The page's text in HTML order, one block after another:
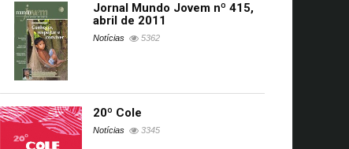
Jornal Mundo Jovem nº 415,
abril de 2011
Notícias 5362
20º Cole
Notícias 3345